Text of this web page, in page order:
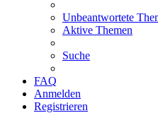
Unbeantwortete
Aktive Themen
Suche
FAQ
Anmelden
Registrieren